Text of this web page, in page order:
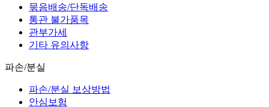
묶음배송/단독배송
통관 불가품목
관부가세
기타 유의사항
파손/분실
파손/분실 보상방법
안심보험